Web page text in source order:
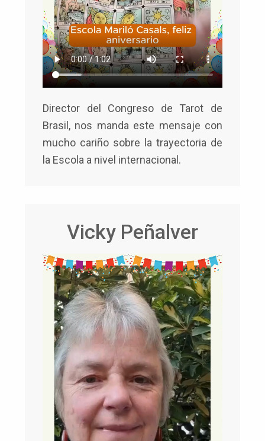
Director del Congreso de Tarot de
Brasil, nos manda este mensaje con
mucho cariño sobre la trayectoria de
la Escola a nivel internacional.
Vicky Peñalver